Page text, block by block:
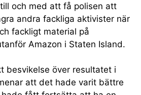
och med att få polisen att
andra fackliga aktivister när
fackligt material på
Amazon i Staten Island.
besvikelse över resultatet i
att det hade varit bättre